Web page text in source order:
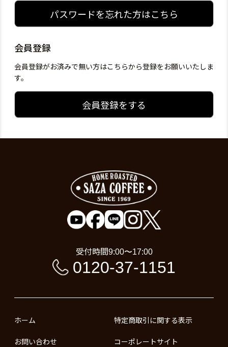
パスワードを忘れた方はこちら
会員登録
会員登録がお済みで無い方はこちらから登録をお願いいたしま
す。
会員登録をする
受付時間9:00〜17:00
0120-37-1151
ホーム
お問い合わせ
特定商取引に関する表示
コーポレートサイト